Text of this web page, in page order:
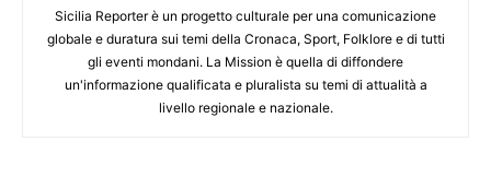
Sicilia Reporter è un progetto culturale per una comunicazione
globale e duratura sui temi della Cronaca, Sport, Folklore e di tutti
gli eventi mondani. La Mission è quella di diffondere
un'informazione qualificata e pluralista su temi di attualità a
livello regionale e nazionale.